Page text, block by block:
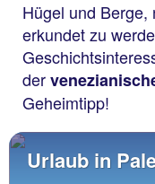
Hügel und
erkundet zu
der
Geheimtipp!
Urlaub in